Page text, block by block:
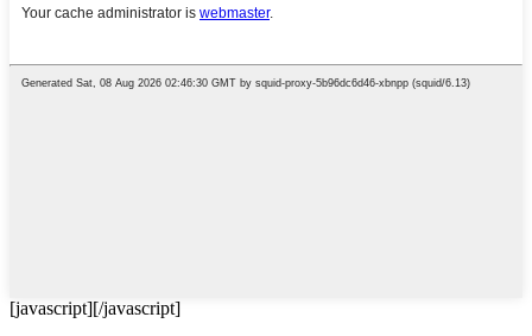
[javascript][/javascript]